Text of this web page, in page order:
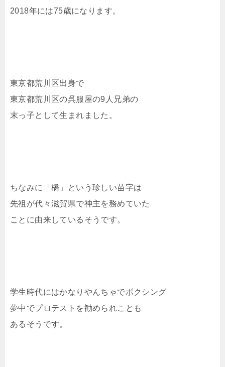
2018年には75歳になります。
東京都荒川区出身で
東京都荒川区の呉服屋の9人兄弟の
末っ子として生まれました。
ちなみに「橋」という珍しい苗字は
先祖が代々滋賀県で神主を務めていた
ことに由来しているそうです。
学生時代にはかなりやんちゃでボクシング
夢中でプロテストを勧められことも
あるそうです。